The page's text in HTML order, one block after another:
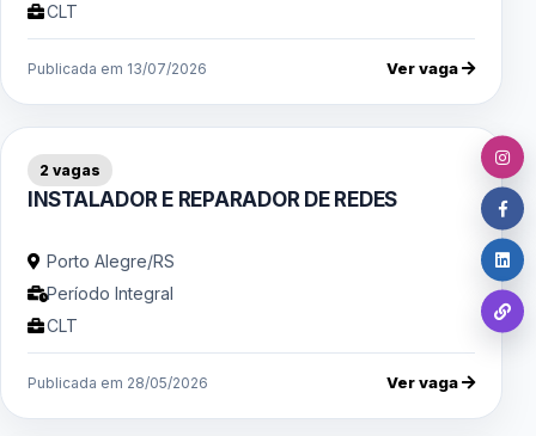
CLT
Publicada em 13/07/2026 Ver vaga
2 vagas
INSTALADOR E REPARADOR DE REDES
Porto Alegre/RS
Período Integral
CLT
Publicada em 28/05/2026 Ver vaga